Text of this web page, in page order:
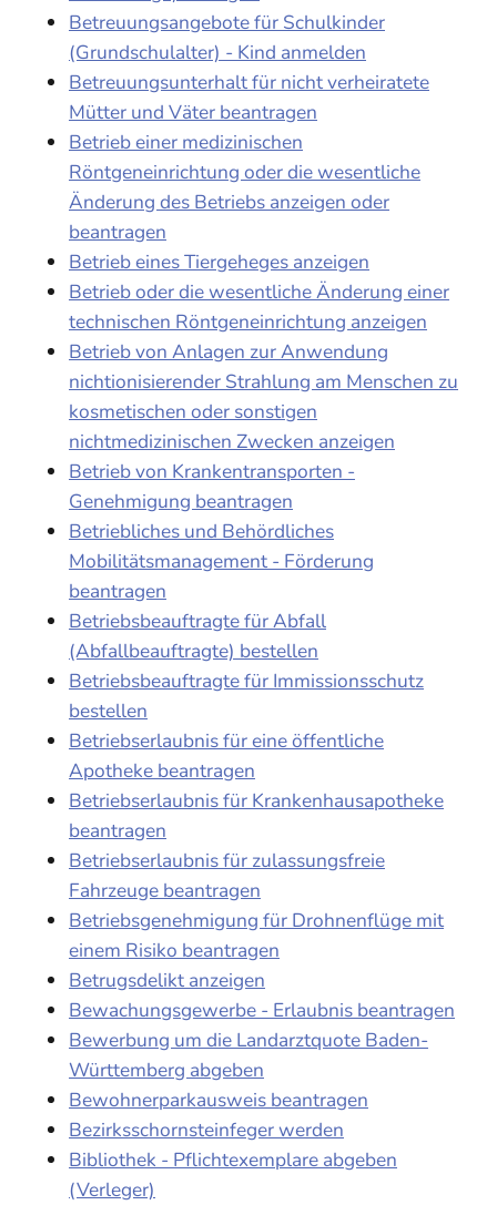
Betreuungsangebote für Schulkinder
(Grundschulalter) - Kind anmelden
Betreuungsunterhalt für nicht verheiratete
Mütter und Väter beantragen
Betrieb einer medizinischen
Röntgeneinrichtung oder die wesentliche
Änderung des Betriebs anzeigen oder
beantragen
Betrieb eines Tiergeheges anzeigen
Betrieb oder die wesentliche Änderung einer
technischen Röntgeneinrichtung anzeigen
Betrieb von Anlagen zur Anwendung
nichtionisierender Strahlung am Menschen zu
kosmetischen oder sonstigen
nichtmedizinischen Zwecken anzeigen
Betrieb von Krankentransporten -
Genehmigung beantragen
Betriebliches und Behördliches
Mobilitätsmanagement - Förderung
beantragen
Betriebsbeauftragte für Abfall
(Abfallbeauftragte) bestellen
Betriebsbeauftragte für Immissionsschutz
bestellen
Betriebserlaubnis für eine öffentliche
Apotheke beantragen
Betriebserlaubnis für Krankenhausapotheke
beantragen
Betriebserlaubnis für zulassungsfreie
Fahrzeuge beantragen
Betriebsgenehmigung für Drohnenflüge mit
einem Risiko beantragen
Betrugsdelikt anzeigen
Bewachungsgewerbe - Erlaubnis beantragen
Bewerbung um die Landarztquote Baden-
Württemberg abgeben
Bewohnerparkausweis beantragen
Bezirksschornsteinfeger werden
Bibliothek - Pflichtexemplare abgeben
(Verleger)